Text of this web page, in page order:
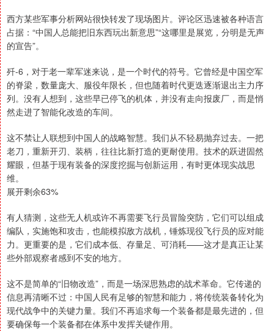
西方某些军事分析网站很快转发了现场图片。评论区迅速被各种语言
占据：“中国人总能把旧东西玩出新意思”“这哪里是展览，分明是无声
的宣告”。
歼-6，对于老一辈军迷来说，是一个时代的符号。它曾经是中国空军
的脊梁，数量庞大、服役年限长，但也随着时代更迭逐渐退出主力序
列。没有人想到，这些早已停飞的机体，并没有走向报废厂，而是悄
然走进了智能化改造的车间。
这不禁让人联想到中国人的战略智慧。我们从不轻易抛弃过去。一把
老刀，重新开刃、装柄，往往比新打造的更耐使用。技术的跃进固然
耀眼，但基于现有装备的深度挖掘与创新运用，有时更体现实战思
维。
展开剩余63%
有人猜测，这些无人机或许不再需要飞行员冒险突防，它们可以组成
编队，实施饱和攻击，也能模拟敌方战机，锤炼现役飞行员的应对能
力。更重要的是，它们成本低、存量足、可消耗——这才是真正让某
些外部观察者感到不安的地方。
这不是简单的“旧物改造”，而是一场深思熟虑的战术革命。它传递的
信息再清晰不过：中国人民有足够的智慧和能力，将传统装备转化为
现代战争中的关键力量。我们不再追求每一个装备都是最先进的，但
要确保每一个装备都在体系中发挥关键作用。